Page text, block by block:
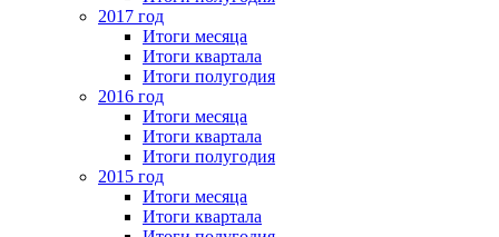
2017 год
Итоги месяца
Итоги квартала
Итоги полугодия
2016 год
Итоги месяца
Итоги квартала
Итоги полугодия
2015 год
Итоги месяца
Итоги квартала